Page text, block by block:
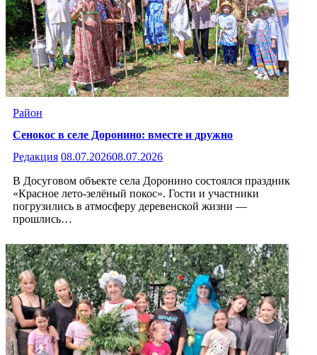
Район
Сенокос в селе Доронино: вместе и дружно
Редакция 08.07.202608.07.2026
В Досуговом объекте села Доронино состоялся праздник
«Красное лето-зелёный покос». Гости и участники
погрузились в атмосферу деревенской жизни —
прошлись…